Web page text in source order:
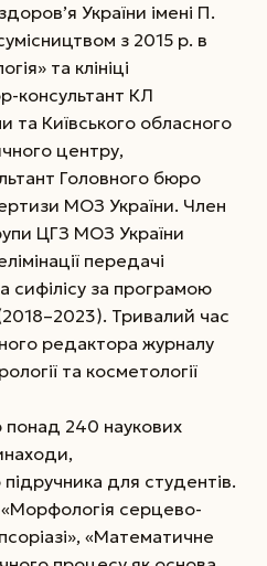
України імені П.
з 2015 р. в
та клініці
консультант КЛ
та Київського обласного
центру,
Головного бюро
МОЗ України. Член
ЦГЗ МОЗ України
передачі
сифілісу за програмою
Тривалий час
редактора журналу
та косметології
понад 240 наукових
для студентів.
серцево-
«Математичне